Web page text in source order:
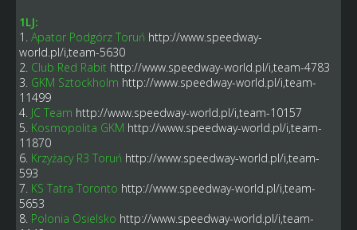
1LJ:
1. Apator Podgórz Toruń http://www.speedway-
world.pl/i,team-5630
2. Club Red Rabit http://www.speedway-world.pl/i,team-4783
3. GKM Sztockholm http://www.speedway-world.pl/i,team-
11499
4. JC Team http://www.speedway-world.pl/i,team-10157
5. Kosmopolita GKM http://www.speedway-world.pl/i,team-
11870
6. Krzyżacy R3 Toruń http://www.speedway-world.pl/i,team-
593
7. KS Tatra Toronto http://www.speedway-world.pl/i,team-
5653
8. Polonia Osielsko http://www.speedway-world.pl/i,team-